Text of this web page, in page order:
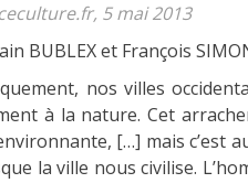
5 mai 2013
BUBLEX et François
nos villes
à la nature. Cet
[…] mais c’est
la ville nous civilise.